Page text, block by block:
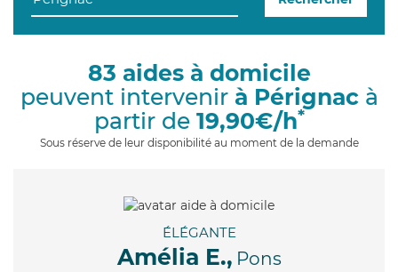
g
i
83 aides à domicile
peuvent intervenir à Pérignacà
partir de 19,90€/h*
Sous réserve de leur disponibilité au moment de la demande
ÉLÉGANTE
Amélia E., Pons